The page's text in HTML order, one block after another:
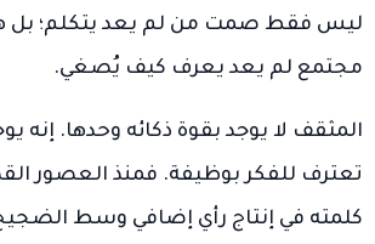
ليس فقط صمت من لم يعد يتكلم؛ بل
مجتمع لم يعد يعرف كيف يُصغي.
المثقف لا يوجد بقوة ذكائه وحدها. إنه
تعترف للفكر بوظيفة. فمنذ العصور
كلمته في إنتاج رأي إضافي وسط